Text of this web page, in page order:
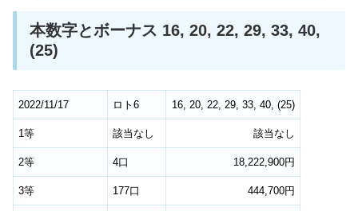
本数字とボーナス 16, 20, 22, 29, 33, 40,
(25)
2022/11/17 ロト6 16, 20, 22, 29, 33, 40, (25)
1等 該当なし 該当なし
2等 4口 18,222,900円
3等 177口 444,700円